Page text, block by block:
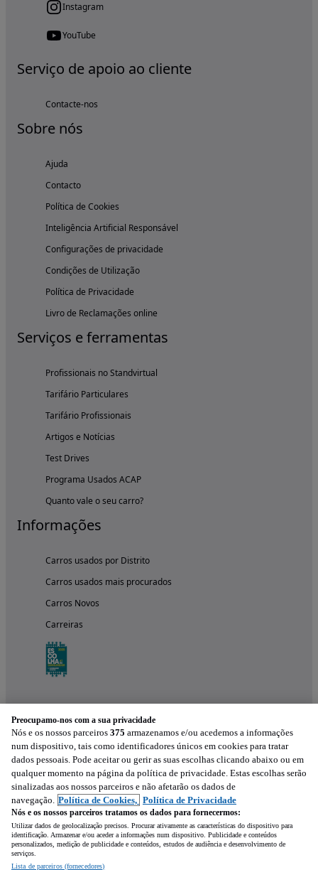
Instagram
YouTube
Serviço de apoio ao cliente
Contacte-nos
Sobre nós
Ajuda
Contacto
Política de Cookies
Inteligência Artificial Responsável
Configurações de privacidade
Condições de Utilização
Política de Privacidade
Livro de Reclamações online
Serviços e ferramentas
Profissionais no Standvirtual
Tarifário Particulares
Tarifário Profissionais
Artigos e Notícias
Test Drives
Programa Usados ACAP
Quanto vale o seu carro?
Informações
Carros usados por Distrito
Carros usados mais procurados
Carros Novos
Carreiras
Experimenta a aplicação
Preocupamo-nos com a sua privacidade
Nós e os nossos parceiros 375 armazenamos e/ou acedemos a informações
num dispositivo, tais como identificadores únicos em cookies para tratar
dados pessoais. Pode aceitar ou gerir as suas escolhas clicando abaixo ou em
qualquer momento na página da política de privacidade. Estas escolhas serão
sinalizadas aos nossos parceiros e não afetarão os dados de
navegação. Política de Cookies, Política de Privacidade
Nós e os nossos parceiros tratamos os dados para fornecermos:
Utilizar dados de geolocalização precisos. Procurar ativamente as características do dispositivo para
identificação. Armazenar e/ou aceder a informações num dispositivo. Publicidade e conteúdos
personalizados, medição de publicidade e conteúdos, estudos de audiência e desenvolvimento de
serviços.
Lista de parceiros (fornecedores)